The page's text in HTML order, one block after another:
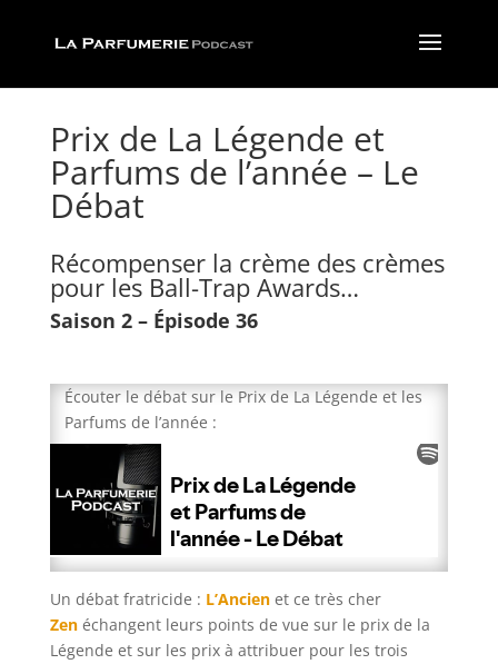
Prix de La Légende et
Parfums de l’année – Le
Débat
Récompenser la crème des crèmes
pour les Ball-Trap Awards…
Saison 2 – Épisode 36
Écouter le débat sur le Prix de La Légende et les
Parfums de l’année :
Un débat fratricide : L’Ancienet ce très cher
Zenéchangent leurs points de vue sur le prix de la
Légende et sur les prix à attribuer pour les trois